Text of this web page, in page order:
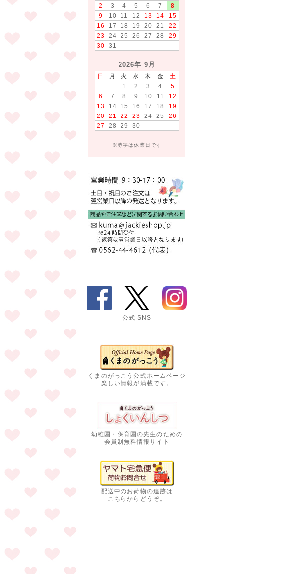
2
3 4 5 6 7
8
9
10 11 12 13 14
15
16
17 18 19 20 21
22
23
24 25 26 27 28
29
30
31
2026年 9月
日 月 火 水 木 金
土
1
2 3 4
5
6
7 8 9 10 11
12
13
14 15 16 17 18
19
20
21 22 23 24 25
26
27
28 29 30
※赤字は休業日です
公式 SNS
くまのがっこう公式ホームページ
楽しい情報が満載です。
幼稚園・保育園の先生のための
会員制無料情報サイト
配送中のお荷物の追跡は
こちらからどうぞ。